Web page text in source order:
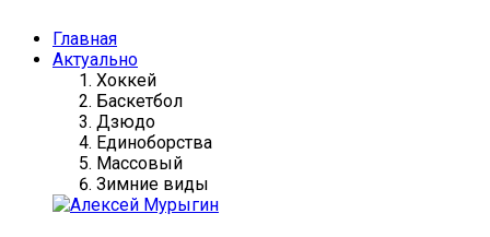
Главная
Актуально
Хоккей
Баскетбол
Дзюдо
Единоборства
Массовый
Зимние виды